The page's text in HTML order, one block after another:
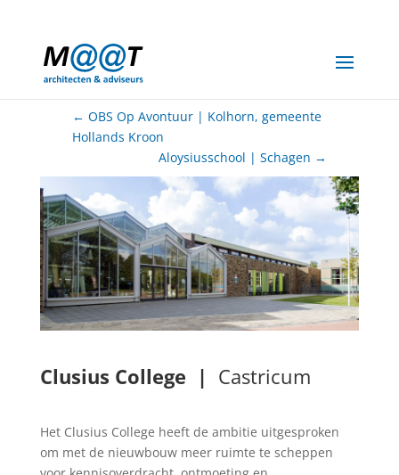
← OBS Op Avontuur | Kolhorn, gemeente
Hollands Kroon
Aloysiusschool | Schagen →
Clusius College | Castricum
Het Clusius College heeft de ambitie uitgesproken
om met de nieuwbouw meer ruimte te scheppen